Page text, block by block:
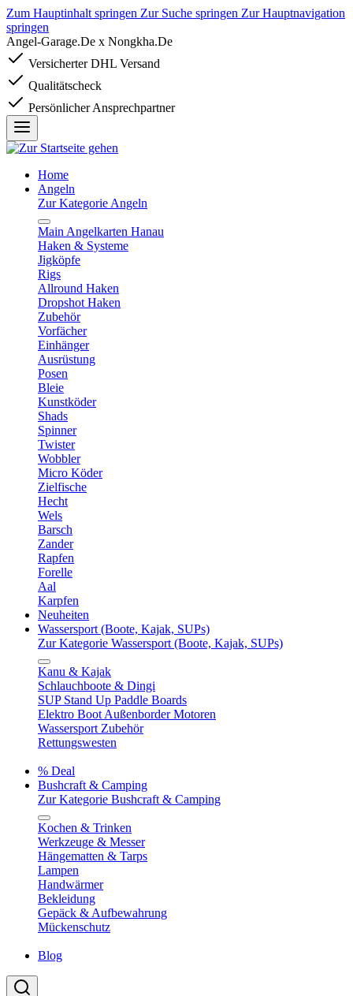
Zum Hauptinhalt springen Zur Suche springen Zur Hauptnavigation
springen
Angel-Garage.De x Nongkha.De
Versicherter DHL Versand
Qualitätscheck
Persönlicher Ansprechpartner
Home
Angeln
Zur Kategorie Angeln
Main Angelkarten Hanau
Haken & Systeme
Jigköpfe
Rigs
Allround Haken
Dropshot Haken
Zubehör
Vorfächer
Einhänger
Ausrüstung
Posen
Bleie
Kunstköder
Shads
Spinner
Twister
Wobbler
Micro Köder
Zielfische
Hecht
Wels
Barsch
Zander
Rapfen
Forelle
Aal
Karpfen
Neuheiten
Wassersport (Boote, Kajak, SUPs)
Zur Kategorie Wassersport (Boote, Kajak, SUPs)
Kanu & Kajak
Schlauchboote & Dingi
SUP Stand Up Paddle Boards
Elektro Boot Außenborder Motoren
Wassersport Zubehör
Rettungswesten
% Deal
Bushcraft & Camping
Zur Kategorie Bushcraft & Camping
Kochen & Trinken
Werkzeuge & Messer
Hängematten & Tarps
Lampen
Handwärmer
Bekleidung
Gepäck & Aufbewahrung
Mückenschutz
Blog